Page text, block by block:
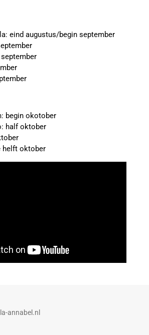
eind augustus/begin september
begin okotober
half oktober
helft oktober
annabel.nl